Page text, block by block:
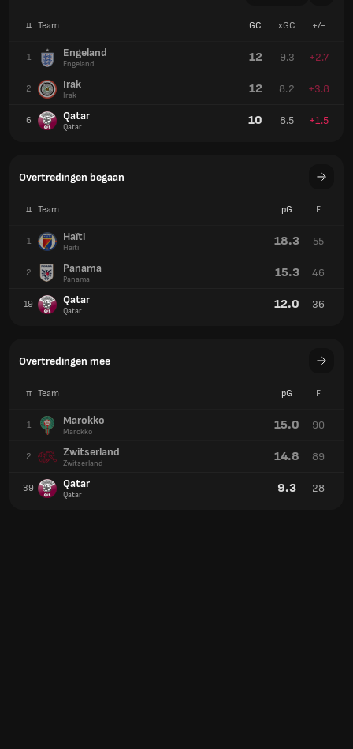
# Team GC xGC +/-
1 Engeland
Engeland 12 9.3 +2.7
2 Irak
Irak 12 8.2 +3.8
6 Qatar
Qatar 10 8.5 +1.5
Overtredingen begaan
# Team pG F
1 Haïti
Haïti 18.3 55
2 Panama
Panama 15.3 46
19 Qatar
Qatar 12.0 36
Overtredingen mee
# Team pG F
1 Marokko
Marokko 15.0 90
2 Zwitserland
Zwitserland 14.8 89
39 Qatar
Qatar 9.3 28